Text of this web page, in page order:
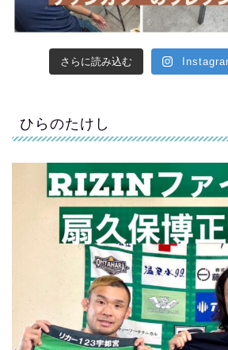
さらに読み込む
ひらのたけし